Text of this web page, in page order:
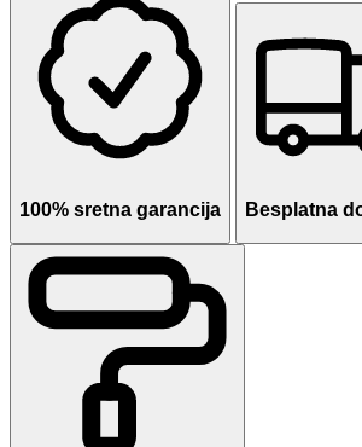
100% sretna garancija Besplatna